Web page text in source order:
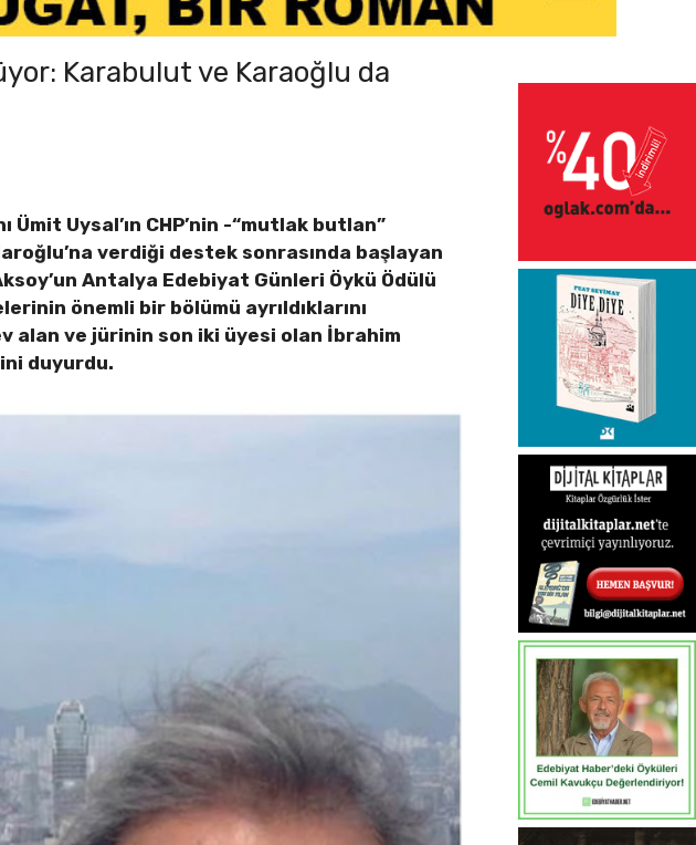
Karabulut ve Karaoğlu da
Uysal’ın CHP’nin -“mutlak butlan”
verdiği destek sonrasında başlayan
Antalya Edebiyat Günleri Öykü Ödülü
önemli bir bölümü ayrıldıklarını
alan ve jürinin son iki üyesi olan İbrahim
duyurdu.